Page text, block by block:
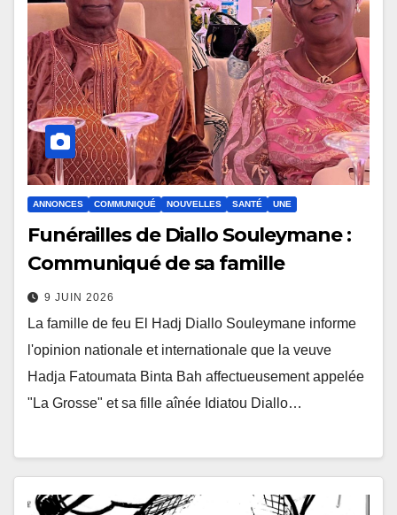
ANNONCES COMMUNIQUÉ NOUVELLES SANTÉ UNE
Funérailles de Diallo Souleymane :
Communiqué de sa famille
9 JUIN 2026
La famille de feu El Hadj Diallo Souleymane informe
l'opinion nationale et internationale que la veuve
Hadja Fatoumata Binta Bah affectueusement appelée
"La Grosse" et sa fille aînée Idiatou Diallo…